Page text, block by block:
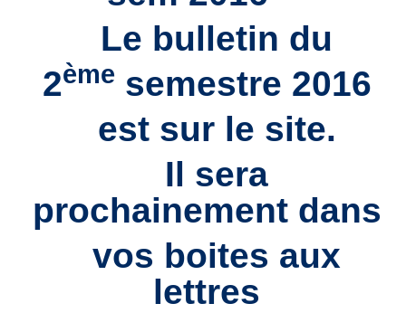
Comité de Jumelage
Qu’est-ce que le Comité de Jumelage de Clamart ?
Les domaines d’intervention
Les villes jumelles
Le bulletin du
2ème semestre 2016
est sur le site.
Il sera
prochainement dans
vos boites aux
lettres